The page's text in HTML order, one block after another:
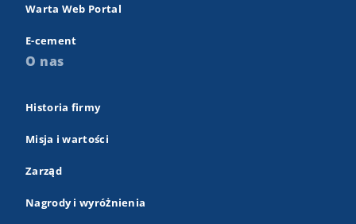
Warta Web Portal
E-cement
O nas
Historia firmy
Misja i wartości
Zarząd
Nagrody i wyróżnienia